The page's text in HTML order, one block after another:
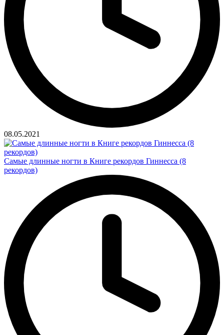
08.05.2021
Самые длинные ногти в Книге рекордов Гиннесса (8
рекордов)